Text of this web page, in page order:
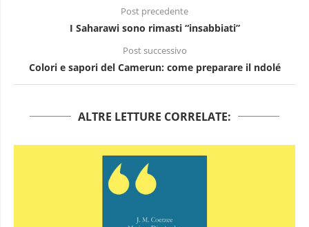
Post precedente
I Saharawi sono rimasti “insabbiati”
Post successivo
Colori e sapori del Camerun: come preparare il ndolé
ALTRE LETTURE CORRELATE: